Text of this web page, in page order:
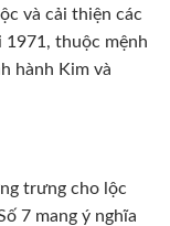
và cải thiện các
thuộc mệnh
hành Kim và
trưng cho lộc
7 mang ý nghĩa